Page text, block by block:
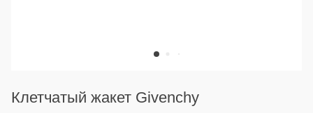
Клетчатый жакет Givenchy